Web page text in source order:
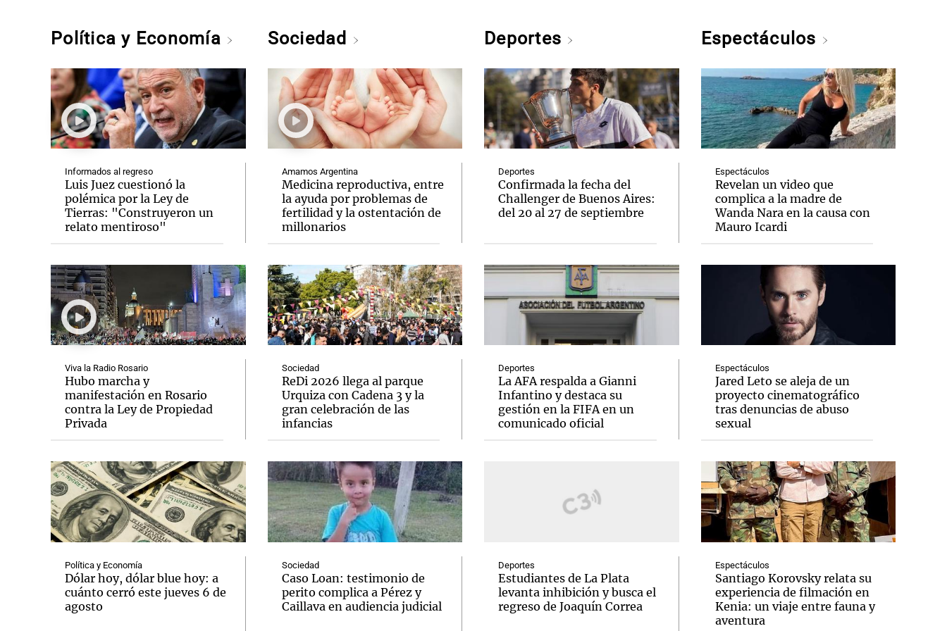
Política y Economía
Informados al regreso
Luis Juez cuestionó la
polémica por la Ley de
Tierras: "Construyeron un
relato mentiroso"
Viva la Radio Rosario
Hubo marcha y
manifestación en Rosario
contra la Ley de Propiedad
Privada
Política y Economía
Dólar hoy, dólar blue hoy: a
cuánto cerró este jueves 6 de
agosto
Sociedad
Amamos Argentina
Medicina reproductiva, entre
la ayuda por problemas de
fertilidad y la ostentación de
millonarios
Sociedad
ReDi 2026 llega al parque
Urquiza con Cadena 3 y la
gran celebración de las
infancias
Sociedad
Caso Loan: testimonio de
perito complica a Pérez y
Caillava en audiencia judicial
Deportes
Deportes
Confirmada la fecha del
Challenger de Buenos Aires:
del 20 al 27 de septiembre
Deportes
La AFA respalda a Gianni
Infantino y destaca su
gestión en la FIFA en un
comunicado oficial
Deportes
Estudiantes de La Plata
levanta inhibición y busca el
regreso de Joaquín Correa
Espectáculos
Espectáculos
Revelan un video que
complica a la madre de
Wanda Nara en la causa con
Mauro Icardi
Espectáculos
Jared Leto se aleja de un
proyecto cinematográfico
tras denuncias de abuso
sexual
Espectáculos
Santiago Korovsky relata su
experiencia de filmación en
Kenia: un viaje entre fauna y
aventura
Notas Notas
El huracán de Arequito
Notas
Cadena 3 en Groenlandia
Notas